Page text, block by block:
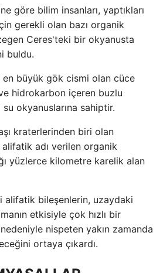
göre bilim insanları, yaptıkları
gerekli olan bazı organik
Ceres'teki bir okyanusta
buldu.
en büyük gök cismi olan cüce
hidrokarbon içeren buzlu
okyanuslarına sahiptir.
kraterlerinden biri olan
alifatik adı verilen organik
yüzlerce kilometre karelik alan
alifatik bileşenlerin, uzaydaki
etkisiyle çok hızlı bir
nispeten yakın zamanda
ortaya çıkardı.